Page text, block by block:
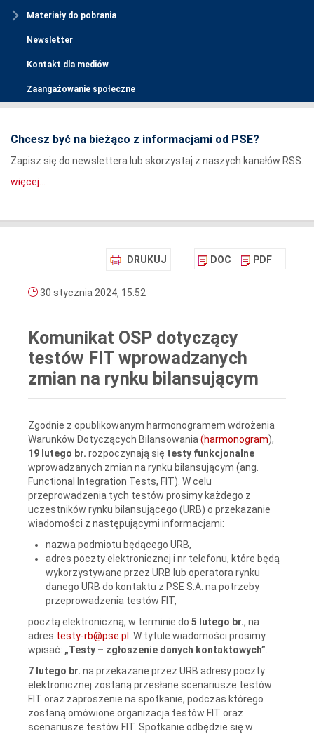
Materiały do pobrania
Newsletter
Kontakt dla mediów
Zaangażowanie społeczne
Chcesz być na bieżąco z informacjami od PSE?
Zapisz się do newslettera lub skorzystaj z naszych kanałów RSS.
więcej...
DRUKUJ DOC PDF
30 stycznia 2024, 15:52
Komunikat OSP dotyczący
testów FIT wprowadzanych
zmian na rynku bilansującym
Zgodnie z opublikowanym harmonogramem wdrożenia
Warunków Dotyczących Bilansowania (harmonogram),
19 lutego br. rozpoczynają się testy funkcjonalne
wprowadzanych zmian na rynku bilansującym (ang.
Functional Integration Tests, FIT). W celu
przeprowadzenia tych testów prosimy każdego z
uczestników rynku bilansującego (URB) o przekazanie
wiadomości z następującymi informacjami:
nazwa podmiotu będącego URB,
adres poczty elektronicznej i nr telefonu, które będą
wykorzystywane przez URB lub operatora rynku
danego URB do kontaktu z PSE S.A. na potrzeby
przeprowadzenia testów FIT,
pocztą elektroniczną, w terminie do 5 lutego br., na
adres testy-rb@pse.pl
. W tytule wiadomości prosimy
wpisać: „Testy – zgłoszenie danych kontaktowych”
7 lutego br. na przekazane przez URB adresy poczty
elektronicznej zostaną przesłane scenariusze testów
FIT oraz zaproszenie na spotkanie, podczas którego
zostaną omówione organizacja testów FIT oraz
scenariusze testów FIT. Spotkanie odbędzie się w